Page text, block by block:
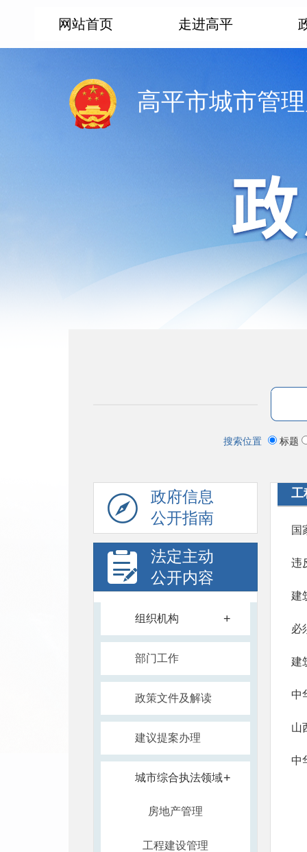
网站首页 走进高平
高平市城市管
搜索位置 标题
政府信息
公开指南
法定主动
公开内容
组织机构 +
部门工作
政策文件及解读
建议提案办理
城市综合执法领域+
房地产管理
工程建设管理
工
违
建
必
建
中
山
中